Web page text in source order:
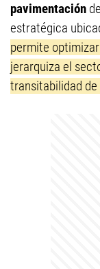
pavimentación
estratégica
permite
jerarquiza el
transitabilidad de